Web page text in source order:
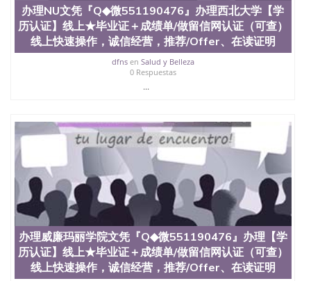
办理NU文凭『Q◆微551190476』办理西北大学【学
历认证】线上★毕业证＋成绩单/做留信网认证（可查）
线上快速操作，诚信经营，推荐/Offer、在读证明
dfnsen Salud y Belleza
0 Respuestas
...
办理威廉玛丽学院文凭『Q◆微551190476』办理【学
历认证】线上★毕业证＋成绩单/做留信网认证（可查）
线上快速操作，诚信经营，推荐/Offer、在读证明